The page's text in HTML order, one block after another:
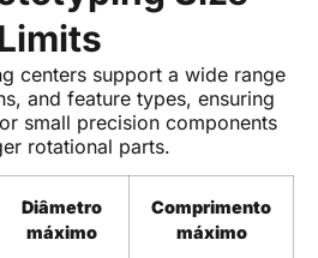
Limits
centers support a wide range
and feature types, ensuring
small precision components
rotational parts.
Diâmetro
máximo
Comprimento
máximo